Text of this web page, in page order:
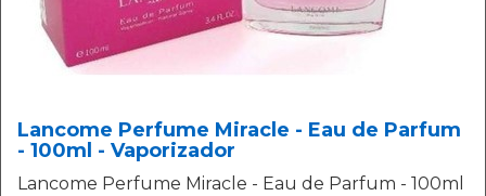
Lancome Perfume Miracle - Eau de Parfum
- 100ml - Vaporizador
Lancome Perfume Miracle - Eau de Parfum - 100ml